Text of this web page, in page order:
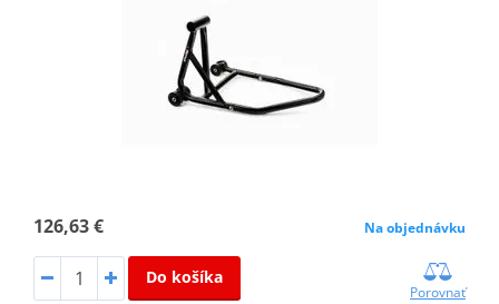
126,63 € Na objednávku
Do košíka
Porovnať